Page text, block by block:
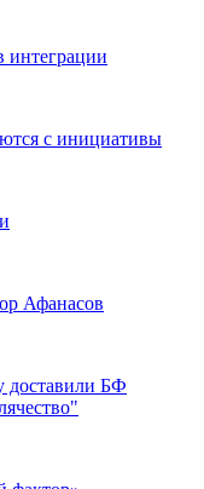
с инициативы
Афанасов
доставили БФ